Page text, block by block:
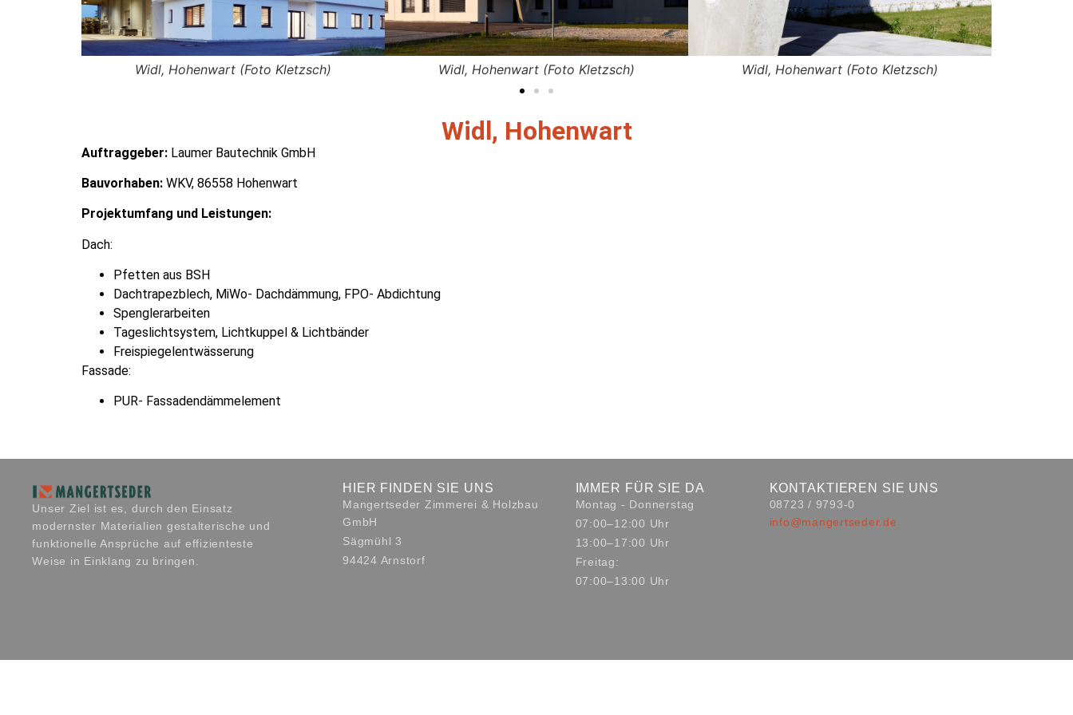
Widl, Hohenwart (Foto Kletzsch) Widl, Hohenwart (Foto Kletzsch) Widl, Hohenwart (Foto Kletzsch)
Widl, Hohenwart
Auftraggeber: Laumer Bautechnik GmbH
Bauvorhaben: WKV, 86558 Hohenwart
Projektumfang und Leistungen:
Dach:
Pfetten aus BSH
Dachtrapezblech, MiWo- Dachdämmung, FPO- Abdichtung
Spenglerarbeiten
Tageslichtsystem, Lichtkuppel & Lichtbänder
Freispiegelentwässerung
Fassade:
PUR- Fassadendämmelement
Unser Ziel ist es, durch den Einsatz
modernster Materialien gestalterische und
funktionelle Ansprüche auf effizienteste
Weise in Einklang zu bringen.
HIER FINDEN SIE UNS
Mangertseder Zimmerei & Holzbau
GmbH
Sägmühl 3
94424 Arnstorf
IMMER FÜR SIE DA
Montag - Donnerstag
07:00–12:00 Uhr
13:00–17:00 Uhr
Freitag:
07:00–13:00 Uhr
KONTAKTIEREN SIE UNS
08723 / 9793-0
info@mangertseder.de